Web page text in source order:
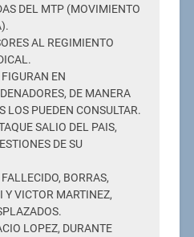
DEL MTP (MOVIMIENTO
AL REGIMIENTO
EN
DE MANERA
LOS PUEDEN CONSULTAR.
SALIO DEL PAIS,
DE SU
BORRAS,
Y VICTOR MARTINEZ,
LOPEZ, DURANTE